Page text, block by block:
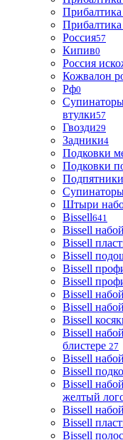
Россия57
Кипив0
Россия
Кожвалон
Рф0
втулки57
Гвозди29
Задники4
Подковки
Подковки
Подпятники
Штыри
Bissell641
Bissell
Bissell
Bissell
Bissell
Bissell
Bissell
Bissell
Bissell
Bissell
блистере 27
Bissell
Bissell
Bissell
желтый
Bissell
Bissell
Bissell